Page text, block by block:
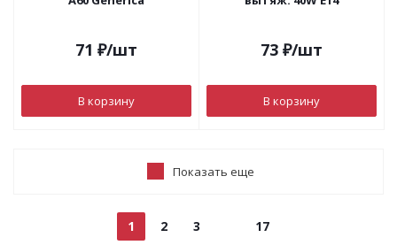
71 ₽/шт
В корзину
73 ₽/шт
В корзину
Показать еще
1 2 3 17